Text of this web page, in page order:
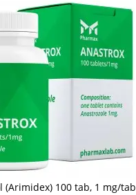
(Arimidex) 100 tab, 1 mg/tab